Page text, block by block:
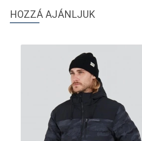
HOZZÁ AJÁNLJUK